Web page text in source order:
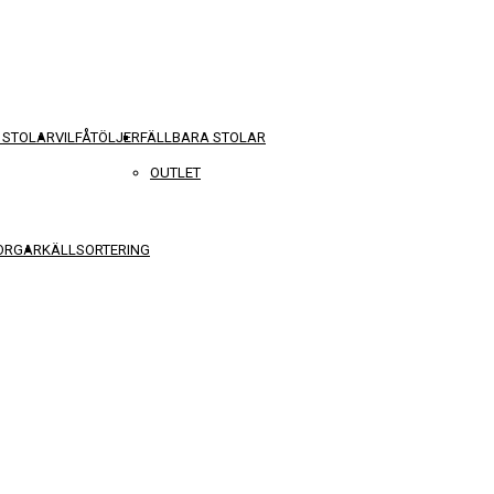
VILFÅTÖLJERFÄLLBARA STOLAR
KÄLLSORTERING
OUTLET